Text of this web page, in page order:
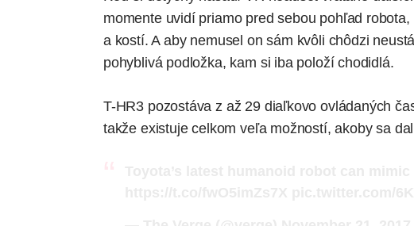
momente uvidí priamo pred sebou pohľad
a kostí. A aby nemusel on sám kvôli chôdzi
pohyblivá podložka, kam si iba položí chodidlá.
T-HR3 pozostáva z až 29 diaľkovo ovládaných
takže existuje celkom veľa možností, akoby sa